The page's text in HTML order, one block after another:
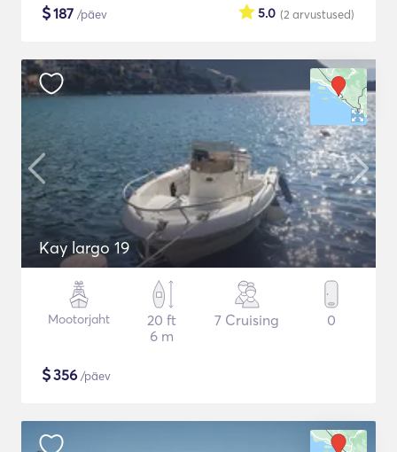
$187 /päev (2 arvustused)
5.0
Kay largo 19
Mootorjaht
20 ft
6 m
7 Cruising 0
$356 /päev